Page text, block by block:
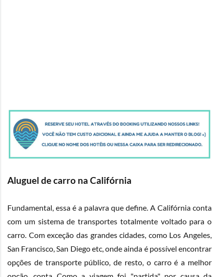
Aluguel de carro na Califórnia
Fundamental, essa é a palavra que define. A Califórnia conta
com um sistema de transportes totalmente voltado para o
carro. Com exceção das grandes cidades, como Los Angeles,
San Francisco, San Diego etc, onde ainda é possível encontrar
opções de transporte público, de resto, o carro é a melhor